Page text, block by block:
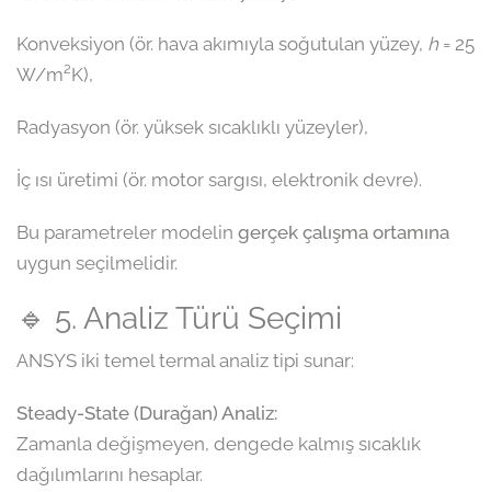
Konveksiyon (ör. hava akımıyla soğutulan yüzey, h= 25
W/m²K),
Radyasyon (ör. yüksek sıcaklıklı yüzeyler),
İç ısı üretimi (ör. motor sargısı, elektronik devre).
Bu parametreler modelin gerçek çalışma ortamına
uygun seçilmelidir.
🔹 5. Analiz Türü Seçimi
ANSYS iki temel termal analiz tipi sunar:
Steady-State (Durağan) Analiz:
Zamanla değişmeyen, dengede kalmış sıcaklık
dağılımlarını hesaplar.